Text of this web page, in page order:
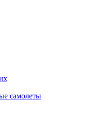
самолеты